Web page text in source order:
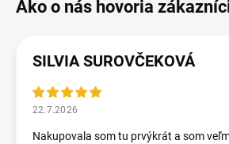
SILVIA SUROVČEKOVÁ
22.7.2026
Nakupovala som tu prvýkrát a som